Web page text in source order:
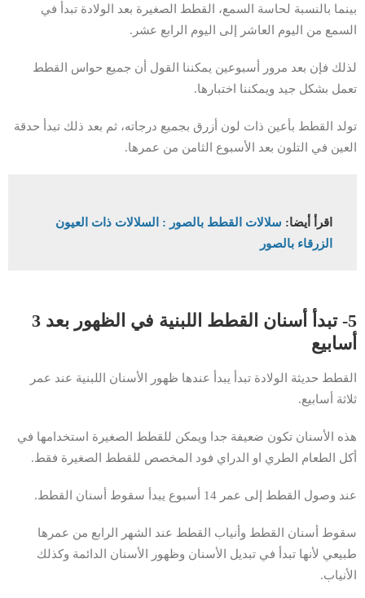
بينما بالنسبة لحاسة السمع، القطط الصغيرة بعد الولادة تبدأ في
السمع من اليوم العاشر إلى اليوم الرابع عشر.
لذلك فإن بعد مرور أسبوعين يمكننا القول أن جميع حواس القطط
تعمل بشكل جيد ويمكننا اختبارها.
تولد القطط بأعين ذات لون أزرق بجميع درجاته، ثم بعد ذلك تبدأ حدقة
العين في التلون بعد الأسبوع الثامن من عمرها.
اقرأ أيضا: سلالات القطط بالصور : السلالات ذات العيون
الزرقاء بالصور
5- تبدأ أسنان القطط اللبنية في الظهور بعد 3
أسابيع
القطط حديثة الولادة تبدأ يبدأ عندها ظهور الأسنان اللبنية عند عمر
ثلاثة أسابيع.
هذه الأسنان تكون ضعيفة جدا ويمكن للقطط الصغيرة استخدامها في
أكل الطعام الطري او الدراي فود المخصص للقطط الصغيرة فقط.
عند وصول القطط إلى عمر 14 أسبوع يبدأ سقوط أسنان القطط.
سقوط أسنان القطط وأنياب القطط عند الشهر الرابع من عمرها
طبيعي لأنها تبدأ في تبديل الأسنان وظهور الأسنان الدائمة وكذلك
الأنياب.